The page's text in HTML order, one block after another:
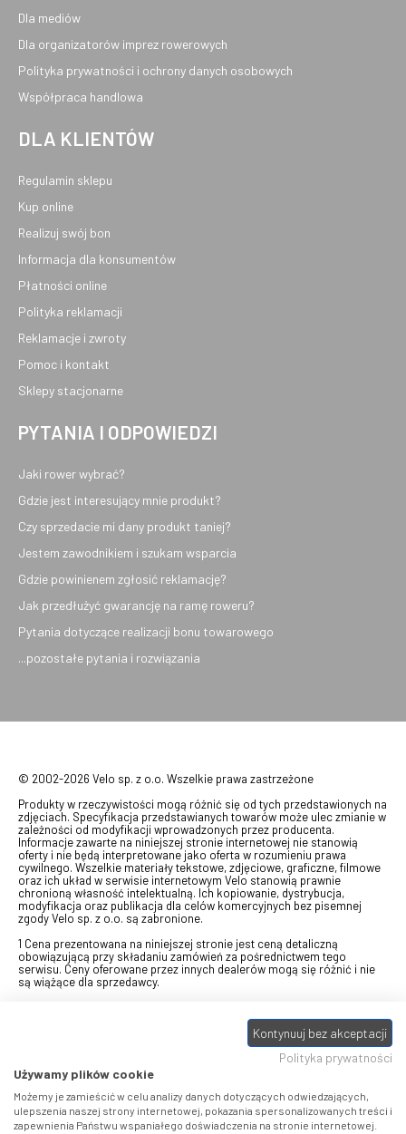
Dla mediów
Dla organizatorów imprez rowerowych
Polityka prywatności i ochrony danych osobowych
Współpraca handlowa
DLA KLIENTÓW
Regulamin sklepu
Kup online
Realizuj swój bon
Informacja dla konsumentów
Płatności online
Polityka reklamacji
Reklamacje i zwroty
Pomoc i kontakt
Sklepy stacjonarne
PYTANIA I ODPOWIEDZI
Jaki rower wybrać?
Gdzie jest interesujący mnie produkt?
Czy sprzedacie mi dany produkt taniej?
Jestem zawodnikiem i szukam wsparcia
Gdzie powinienem zgłosić reklamację?
Jak przedłużyć gwarancję na ramę roweru?
Pytania dotyczące realizacji bonu towarowego
...pozostałe pytania i rozwiązania
© 2002-2026 Velo sp. z o.o. Wszelkie prawa zastrzeżone
Produkty w rzeczywistości mogą różnić się od tych przedstawionych na
zdjęciach. Specyfikacja przedstawianych towarów może ulec zmianie w
zależności od modyfikacji wprowadzonych przez producenta.
Informacje zawarte na niniejszej stronie internetowej nie stanowią
oferty i nie będą interpretowane jako oferta w rozumieniu prawa
cywilnego. Wszelkie materiały tekstowe, zdjęciowe, graficzne, filmowe
oraz ich układ w serwisie internetowym Velo stanowią prawnie
chronioną własność intelektualną. Ich kopiowanie, dystrybucja,
modyfikacja oraz publikacja dla celów komercyjnych bez pisemnej
zgody Velo sp. z o.o. są zabronione.
1 Cena prezentowana na niniejszej stronie jest ceną detaliczną
obowiązującą przy składaniu zamówień za pośrednictwem tego
serwisu. Ceny oferowane przez innych dealerów mogą się różnić i nie
są wiążące dla sprzedawcy.
swój bon" na towary z oferty VELO, aktualnie dostępnej na stronie
, w ramach sprzedaży premiowej. Dowiedz się jak
stronie promocji. Prezentowana wartość
eBonu uwzględnia fakt wyrażenia - w procesie rejestracji w Panelu
klienta- zgody na otrzymywanie drogą mailową informacji handlowo-
marketingowe, np. newsletter rowerowy. W przypadku braku zgody
wartość eBonu zostanie obniżona o 10 zł.
Kontynuuj bez akceptacji
Polityka prywatności
Używamy plików cookie
Możemy je zamieścić w celu analizy danych dotyczących odwiedzających,
ulepszenia naszej strony internetowej, pokazania spersonalizowanych treści i
zapewnienia Państwu wspaniałego doświadczenia na stronie internetowej.